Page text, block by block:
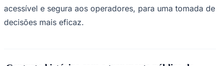
acessível e segura aos operadores, para uma tomada de
decisões mais eficaz.